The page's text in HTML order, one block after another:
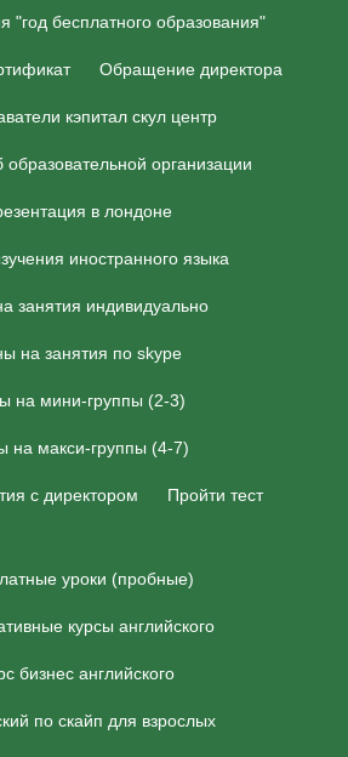
"год бесплатного образования"
Обращение директора
кэпитал скул центр
организации
в лондоне
иностранного языка
занятия индивидуально
на занятия по skype
на мини-группы (2-3)
на макси-группы (4-7)
с директором Пройти тест
уроки (пробные)
курсы английского
бизнес английского
по скайп для взрослых